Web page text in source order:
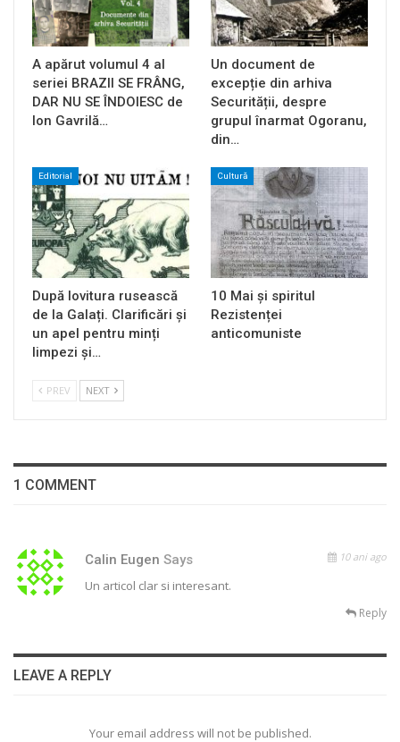
A apărut volumul 4 al
seriei BRAZII SE FRÂNG,
DAR NU SE ÎNDOIESC de
Ion Gavrilă…
Un document de
excepție din arhiva
Securității, despre
grupul înarmat Ogoranu,
din…
Editorial
După lovitura rusească
de la Galați. Clarificări și
un apel pentru minți
limpezi și…
Cultură
10 Mai și spiritul
Rezistenței
anticomuniste
PREV NEXT
1 COMMENT
Calin Eugen Says 10 ani ago
Un articol clar si interesant.
Reply
LEAVE A REPLY
Your email address will not be published.